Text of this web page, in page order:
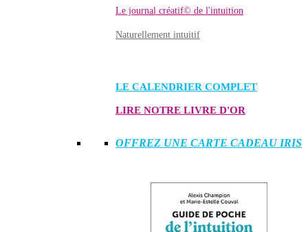
Le journal créatif© de l'intuition
Naturellement intuitif
LE CALENDRIER COMPLET
LIRE NOTRE LIVRE D'OR
OFFREZ UNE CARTE CADEAU IRIS